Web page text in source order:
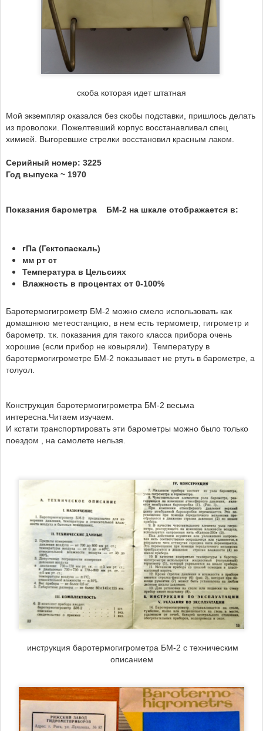
скоба которая идет штатная
Мой экземпляр оказался без скобы подставки, пришлось делать
из проволоки. Пожелтевший корпус восстанавливал спец
химией. Выгоревшие стрелки восстановил красным лаком.
Серийный номер: 3225
Год выпуска ~ 1970
Показания барометра БМ-2 на шкале отображается в:
гПа (Гектопаскаль)
мм рт ст
Температура в Цельсиях
Влажность в процентах от 0-100%
Баротермогигрометр БМ-2 можно смело использовать как
домашнюю метеостанцию, в нем есть термометр, гигрометр и
барометр. т.к. показания для такого класса прибора очень
хорошие (если прибор не ковыряли). Температуру в
баротермогигрометре БМ-2 показывает не ртуть в барометре, а
толуол.
Конструкция баротермогигрометра БМ-2 весьма
интересна.Читаем изучаем.
И кстати транспортировать эти барометры можно было только
поездом , на самолете нельзя.
инструкция баротермогигрометра БМ-2 с техническим
описанием